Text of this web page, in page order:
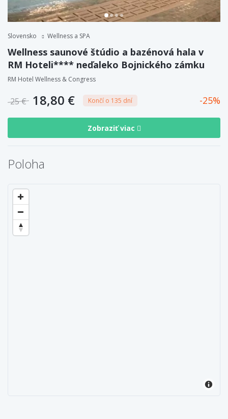
Slovensko Wellness a SPA
Wellness saunové štúdio a bazénová hala v
RM Hoteli**** neďaleko Bojnického zámku
RM Hotel Wellness & Congress
25 € 18,80 € Končí o 135 dní 25
Zobraziť viac
Poloha